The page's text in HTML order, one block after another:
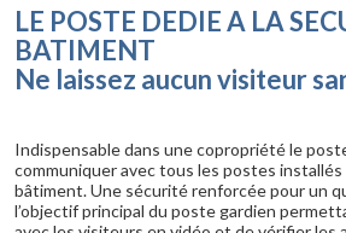
LE POSTE DEDIE A LA
BATIMENT
Ne laissez aucun visiteur
Indispensable dans une copropriété le
communiquer avec tous les postes installés
bâtiment. Une sécurité renforcée pour un
l’objectif principal du poste gardien